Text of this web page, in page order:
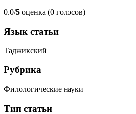
0.0/5 оценка (0 голосов)
Язык статьи
Таджикский
Рубрика
Филологические науки
Тип статьи